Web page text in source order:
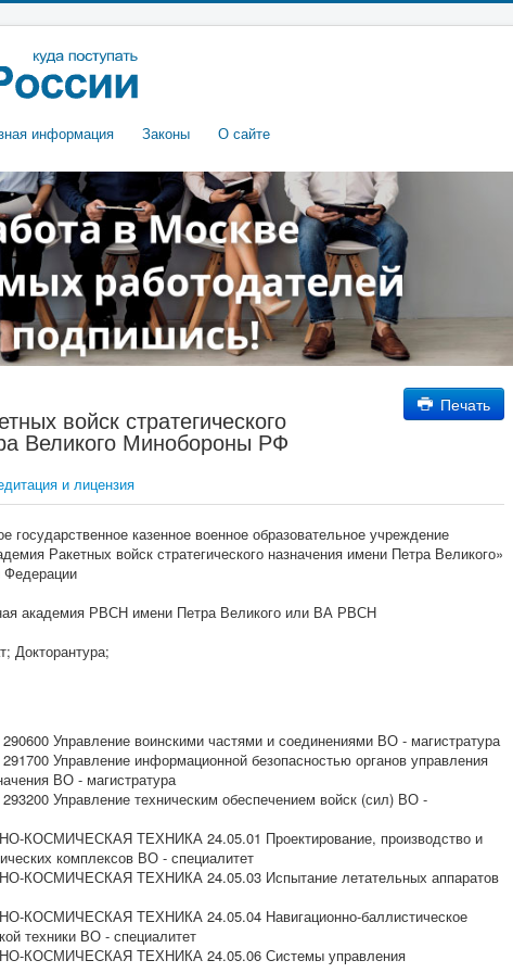
информация Законы О сайте
Печать
войск стратегического
Великого Минобороны РФ
и лицензия
казенное военное образовательное учреждение
Ракетных войск стратегического назначения имени Петра Великого»
Федерации
академия РВСН имени Петра Великого или ВА РВСН
Докторантура;
Управление воинскими частями и соединениями ВО - магистратура
Управление информационной безопасностью органов управления
ВО - магистратура
Управление техническим обеспечением войск (сил) ВО -
ТЕХНИКА 24.05.01 Проектирование, производство и
комплексов ВО - специалитет
КОСМИЧЕСКАЯ ТЕХНИКА 24.05.03 Испытание летательных аппаратов
КОСМИЧЕСКАЯ ТЕХНИКА 24.05.04 Навигационно-баллистическое
техники ВО - специалитет
КОСМИЧЕСКАЯ ТЕХНИКА 24.05.06 Системы управления